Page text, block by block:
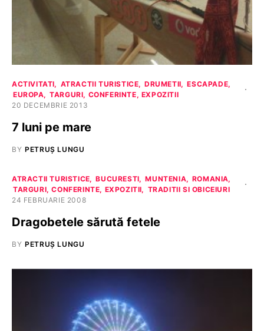
ACTIVITATI ATRACTII TURISTICE DRUMETII
ESCAPADE
EUROPA
TARGURI, CONFERINTE, EXPOZITII
20 DECEMBRIE 2013
7 luni pe mare
BY PETRUȘ LUNGU
ATRACTII TURISTICE BUCURESTI MUNTENIA
ROMANIA
TARGURI, CONFERINTE, EXPOZITII
TRADITII SI OBICEIURI
24 FEBRUARIE 2008
Dragobetele sărută fetele
BY PETRUȘ LUNGU